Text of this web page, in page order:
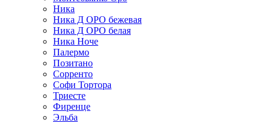
Ника
Ника Д ОРО бежевая
Ника Д ОРО белая
Ника Ноче
Палермо
Позитано
Сорренто
Софи Тортора
Триесте
Фиренце
Эльба